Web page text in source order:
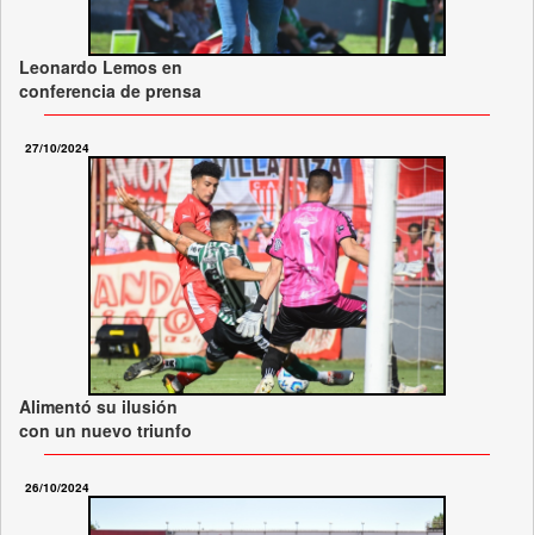
Leonardo Lemos en
conferencia de prensa
27/10/2024
Alimentó su ilusión
con un nuevo triunfo
26/10/2024